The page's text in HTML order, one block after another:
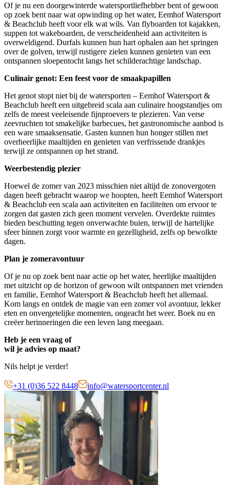
Of je nu een doorgewinterde watersportliefhebber bent of gewoon
op zoek bent naar wat opwinding op het water, Eemhof Watersport
& Beachclub heeft voor elk wat wils. Van flyboarden tot kajakken,
suppen tot wakeboarden, de verscheidenheid aan activiteiten is
overweldigend. Durfals kunnen hun hart ophalen aan het springen
over de golven, terwijl rustigere zielen kunnen genieten van een
ontspannen sloepentocht langs het schilderachtige landschap.
Culinair genot: Een feest voor de smaakpapillen
Het genot stopt niet bij de watersporten – Eemhof Watersport &
Beachclub heeft een uitgebreid scala aan culinaire hoogstandjes om
zelfs de meest veeleisende fijnproevers te plezieren. Van verse
zeevruchten tot smakelijke barbecues, het gastronomische aanbod is
een ware smaaksensatie. Gasten kunnen hun honger stillen met
overheerlijke maaltijden en genieten van verfrissende drankjes
terwijl ze ontspannen op het strand.
Weerbestendig plezier
Hoewel de zomer van 2023 misschien niet altijd de zonovergoten
dagen heeft gebracht waarop we hoopten, heeft Eemhof Watersport
& Beachclub een scala aan activiteiten en faciliteiten om ervoor te
zorgen dat gasten zich geen moment vervelen. Overdekte ruimtes
bieden beschutting tegen onverwachte buien, terwijl de hartelijke
sfeer binnen zorgt voor warmte en gezelligheid, zelfs op bewolkte
dagen.
Plan je zomeravontuur
Of je nu op zoek bent naar actie op het water, heerlijke maaltijden
met uitzicht op de horizon of gewoon wilt ontspannen met vrienden
en familie, Eemhof Watersport & Beachclub heeft het allemaal.
Kom langs en ontdek de magie van een zomer vol avontuur, lekker
eten en onvergetelijke momenten, ongeacht het weer. Boek nu en
creëer herinneringen die een leven lang meegaan.
Heb je een vraag of
wil je advies op maat?
Nils helpt je verder!
+31 (0)36 522 8448 info@watersportcenter.nl